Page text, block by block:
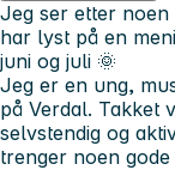
Jeg ser etter noen
har lyst på en
juni og juli 🌞
Jeg er en ung,
på Verdal. Takket
selvstendig og
trenger noen